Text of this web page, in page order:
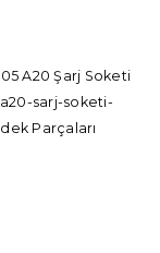
A20 Şarj Soketi
sarj-soketi-
Parçaları